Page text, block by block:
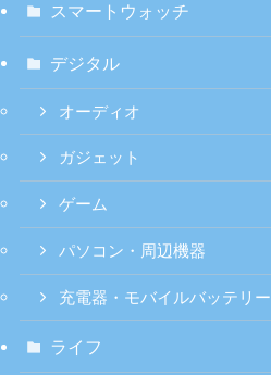
スマートウォッチ
デジタル
オーディオ
ガジェット
ゲーム
パソコン・周辺機器
充電器・モバイルバッテリー
ライフ